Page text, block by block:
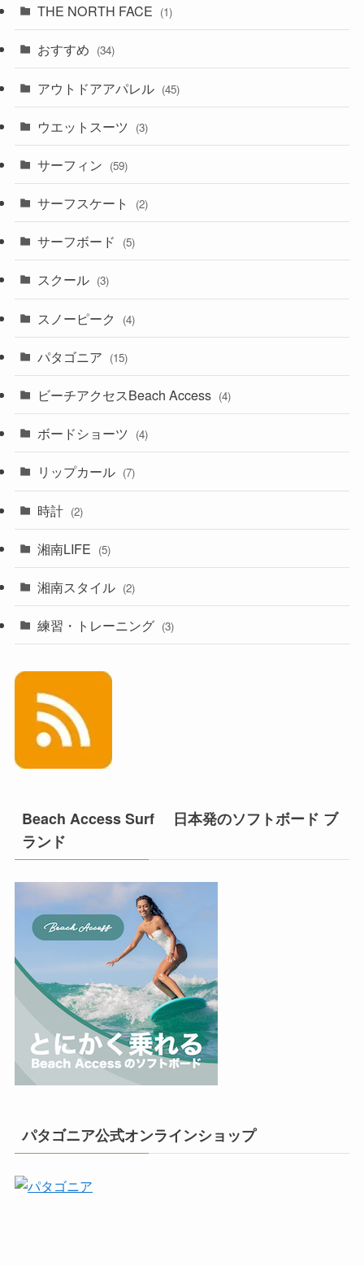
THE NORTH FACE (1)
おすすめ (34)
アウトドアアパレル (45)
ウエットスーツ (3)
サーフィン (59)
サーフスケート (2)
サーフボード (5)
スクール (3)
スノーピーク (4)
パタゴニア (15)
ビーチアクセスBeach Access (4)
ボードショーツ (4)
リップカール (7)
時計 (2)
湘南LIFE (5)
湘南スタイル (2)
練習・トレーニング (3)
Beach Access Surf 日本発のソフトボード ブ
ランド
パタゴニア公式オンラインショップ